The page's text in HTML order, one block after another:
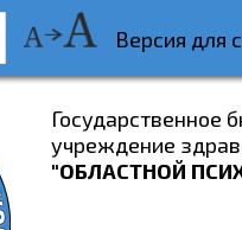
Версия для
Государственное
учреждение
"ОБЛАСТНОЙ